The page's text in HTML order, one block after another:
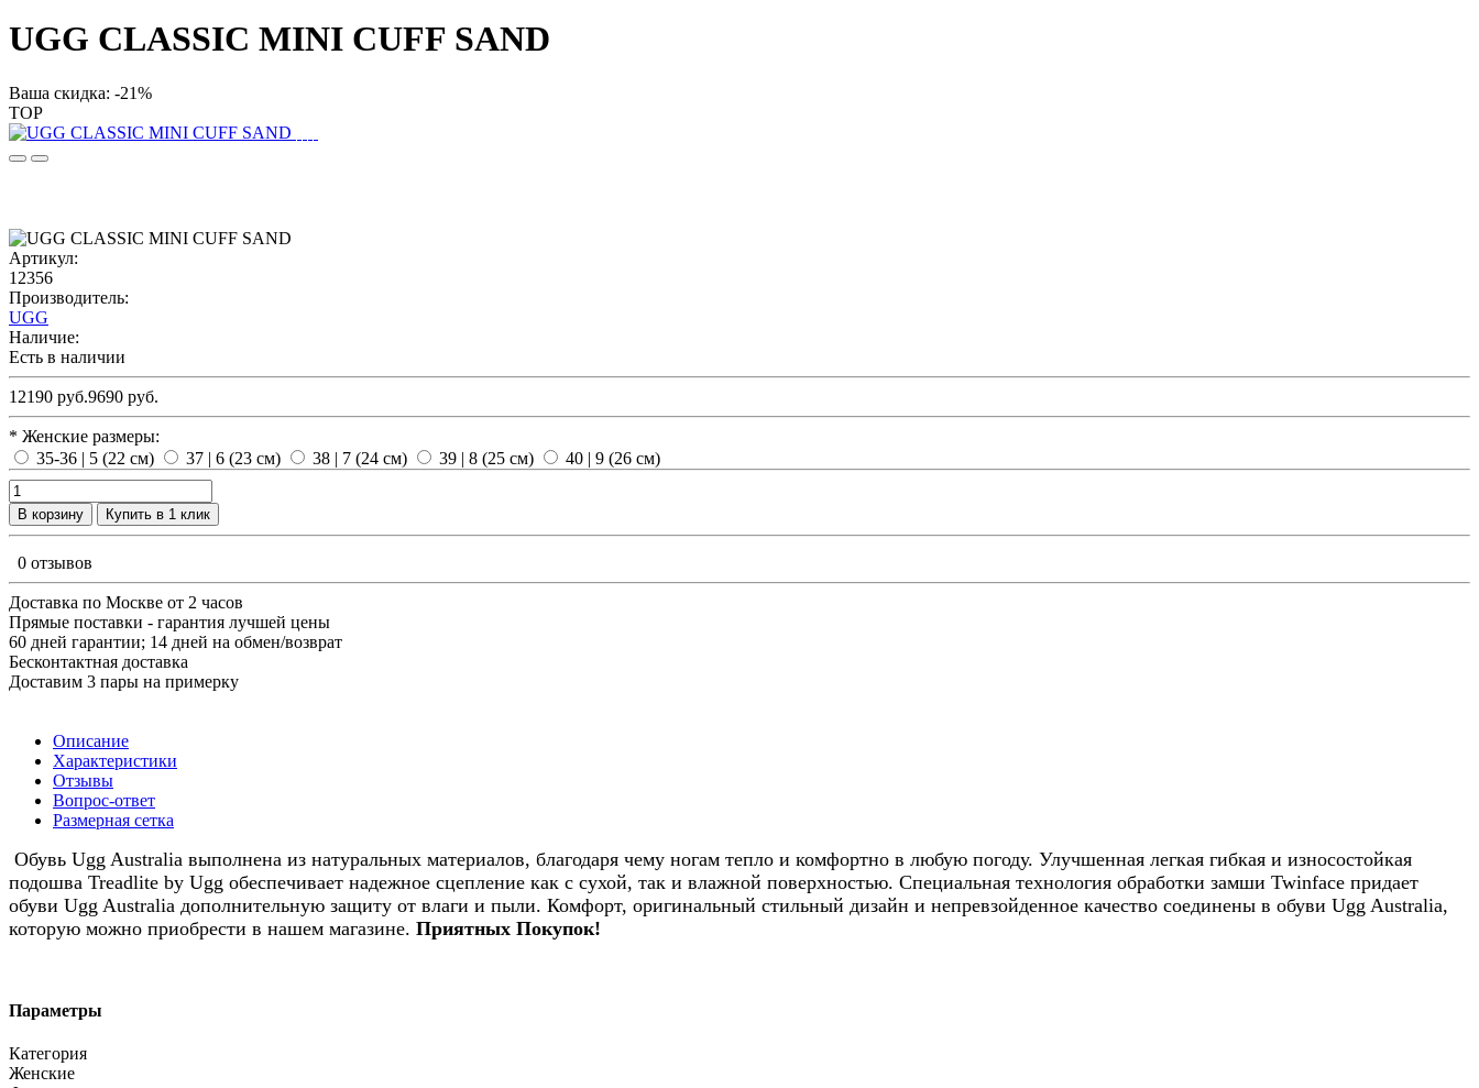
UGG CLASSIC MINI CUFF SAND
Ваша скидка: -21%
TOP
Артикул:
12356
Производитель:
UGG
Наличие:
Есть в наличии
12190 руб.9690 руб.
* Женские размеры:
35-36 | 5 (22 см)
37 | 6 (23 см) 38 | 7 (24 см) 39 | 8 (25 см) 40 | 9 (26 см)
В корзину Купить в 1 клик
0 отзывов
Доставка по Москве от 2 часов
Прямые поставки - гарантия лучшей цены
60 дней гарантии; 14 дней на обмен/возврат
Бесконтактная доставка
Доставим 3 пары на примерку
Описание
Характеристики
Отзывы
Вопрос-ответ
Размерная сетка
Обувь Ugg Australia выполнена из натуральных материалов, благодаря чему ногам тепло и комфортно в любую погоду. Улучшенная легкая гибкая и износостойкая
подошва Treadlite by Ugg обеспечивает надежное сцепление как с сухой, так и влажной поверхностью. Специальная технология обработки замши Twinface придает
обуви Ugg Australia дополнительную защиту от влаги и пыли. Комфорт, оригинальный стильный дизайн и непревзойденное качество соединены в обуви Ugg Australia,
которую можно приобрести в нашем магазине. Приятных Покупок!
Параметры
Категория
Женские